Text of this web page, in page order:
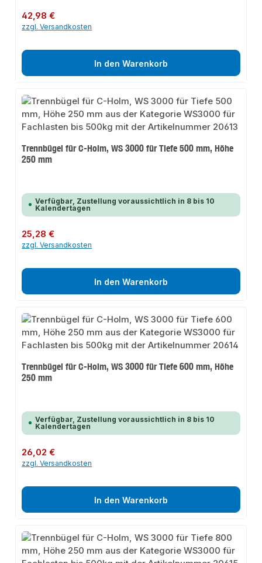
Regulärer Preis:
42,98 €
zzgl. Versandkosten
In den Warenkorb
Trennbügel für C-Holm, WS 3000 für Tiefe 500 mm, Höhe
250 mm
Verfügbar, Zustellung voraussichtlich in 8 bis 10
Kalendertagen
Regulärer Preis:
25,28 €
zzgl. Versandkosten
In den Warenkorb
Trennbügel für C-Holm, WS 3000 für Tiefe 600 mm, Höhe
250 mm
Verfügbar, Zustellung voraussichtlich in 8 bis 10
Kalendertagen
Regulärer Preis:
26,02 €
zzgl. Versandkosten
In den Warenkorb